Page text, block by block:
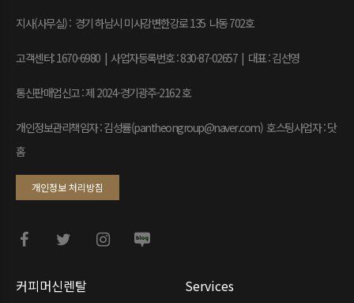
커피머신렌탈 Services
지사(사무실) : 경기 하남시 미사강변한강로 135 나동 702호
고객센터: 1670-6980 | 사업자등록번호 : 830-87-02657 | 대표 : 김선영
통신판매업신고 : 제 2024-경기광주-2162 호
개인정보관리책임자 : 김성률(pantheongroup@naver.com) 호스팅사업자 : 닷
홈
개인정보 처리방침